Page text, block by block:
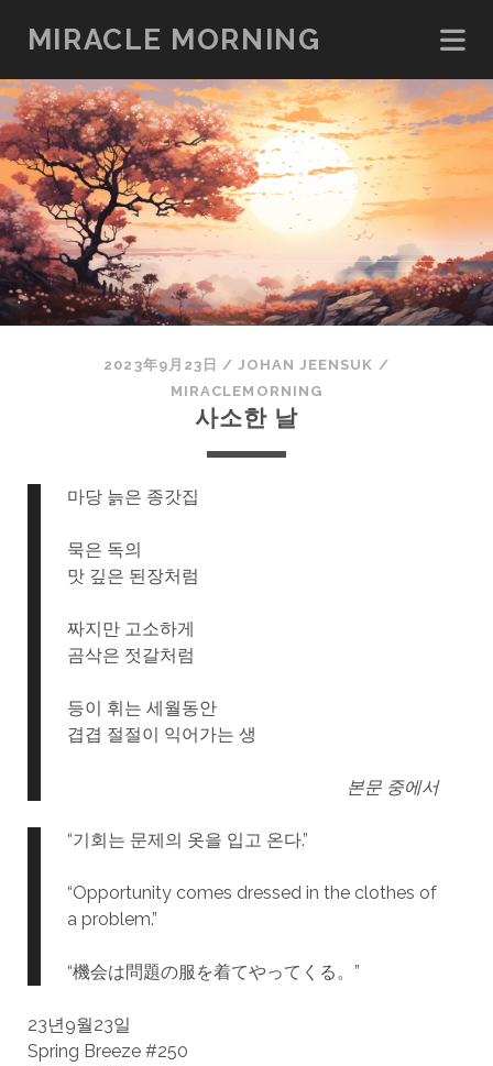
MIRACLE MORNING
2023年9月23日 / JOHAN JEENSUK /
MIRACLEMORNING
사소한 날
마당 늙은 종갓집
묵은 독의
맛 깊은 된장처럼
짜지만 고소하게
곰삭은 젓갈처럼
등이 휘는 세월동안
겹겹 절절이 익어가는 생
본문 중에서
“기회는 문제의 옷을 입고 온다.”
“Opportunity comes dressed in the clothes of
a problem.”
“機会は問題の服を着てやってくる。”
23년9월23일
Spring Breeze #250